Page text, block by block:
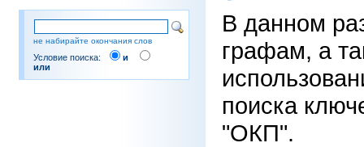
не набирайте окончания слов
Условие поиска:
и
или
В данном
графам, а
поиска
"ОКП".